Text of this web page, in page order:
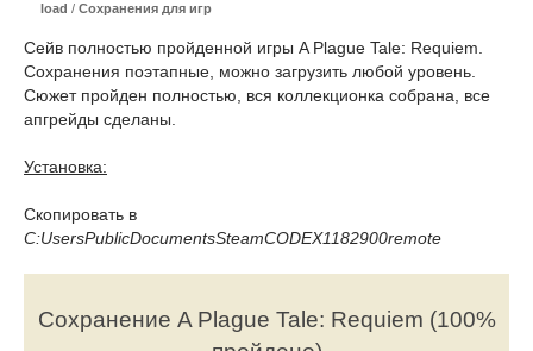
load / Сохранения для игр
Сейв полностью пройденной игры A Plague Tale: Requiem.
Сохранения поэтапные, можно загрузить любой уровень.
Сюжет пройден полностью, вся коллекционка собрана, все
апгрейды сделаны.
Установка:
Скопировать в
C:UsersPublicDocumentsSteamCODEX1182900remote
Сохранение A Plague Tale: Requiem (100%